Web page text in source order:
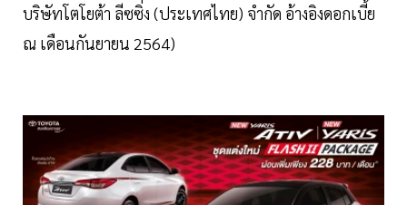
บริษัทโตโยต้า ลีซซิ่ง (ประเทศไทย) จำกัด อ้างอิงดอกเบี้ย
ณ เดือนกันยายน 2564)